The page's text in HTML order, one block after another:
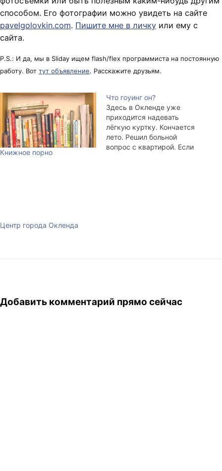
способом. Его фотографии можно увидеть на сайте
pavelgolovkin.com. Пишите мне в личку или ему с
сайта.
P.S.: И да, мы в Sliday ищем flash/flex программиста на постоянную
работу. Вот тут объявление. Расскажите друзьям.
Книжное порно
Что гоуинг он?
Здесь в Окленде уже
приходится надевать
лёгкую куртку. Кончается
лето. Решил больной
вопрос с квартирой. Если
Центр города Окленда
Добавить комментарий прямо сейчас